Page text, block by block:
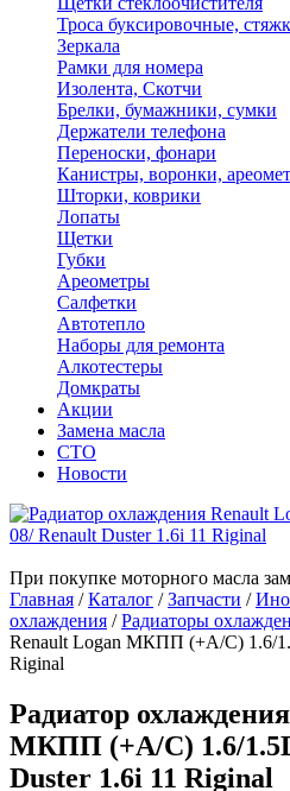
Троса буксировочные,
Зеркала
Рамки для номера
Изолента, Скотчи
Брелки, бумажники, сумки
Держатели телефона
Переноски, фонари
Канистры, воронки,
Шторки, коврики
Лопаты
Щетки
Губки
Ареометры
Салфетки
Автотепло
Наборы для ремонта
Алкотестеры
Домкраты
Акции
Замена масла
СТО
Новости
При покупке моторного масла
Главная /Каталог /Запчасти /
охлаждения /Радиаторы
Renault Logan МКПП (+A/C) 1.6/
Riginal
Радиатор
МКПП (+A/C) 1.6/
Duster 1.6i 11 Riginal